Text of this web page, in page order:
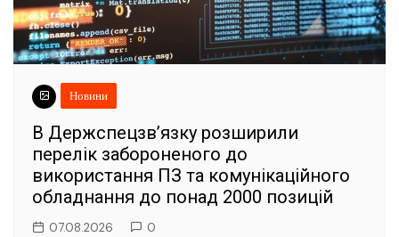
Новини
В Держспецзв’язку розширили
перелік забороненого до
використання ПЗ та комунікаційного
обладнання до понад 2000 позицій
07.08.2026 0